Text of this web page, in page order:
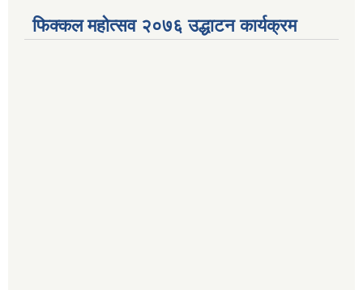
फिक्कल महोत्सव २०७६ उद्धाटन कार्यक्रम